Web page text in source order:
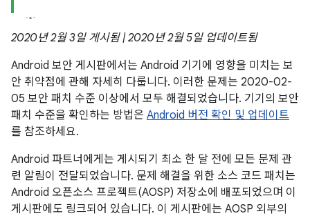
2020년 2월 3일 게시됨 | 2020년 2월 5일 업데이트됨
Android 보안 게시판에서는 Android 기기에 영향을 미치는 보
안 취약점에 관해 자세히 다룹니다. 이러한 문제는 2020-02-
05 보안 패치 수준 이상에서 모두 해결되었습니다. 기기의 보안
패치 수준을 확인하는 방법은 Android 버전 확인 및 업데이트
를 참조하세요.
Android 파트너에게는 게시되기 최소 한 달 전에 모든 문제 관
련 알림이 전달되었습니다. 문제 해결을 위한 소스 코드 패치는
Android 오픈소스 프로젝트(AOSP) 저장소에 배포되었으며 이
게시판에도 링크되어 있습니다. 이 게시판에는 AOSP 외부의